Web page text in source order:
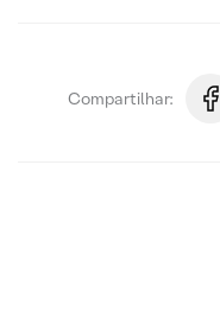
Compartilhar: